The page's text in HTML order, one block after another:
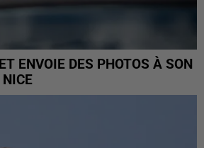
ENVOIE DES PHOTOS À SON
NICE